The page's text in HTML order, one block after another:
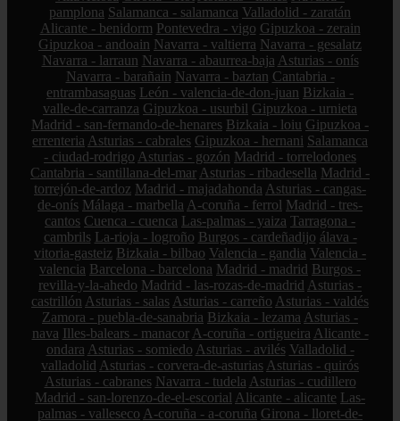
pamplona Salamanca - salamanca Valladolid - zaratán
Alicante - benidorm Pontevedra - vigo Gipuzkoa - zerain
Gipuzkoa - andoain Navarra - valtierra Navarra - gesalatz
Navarra - larraun Navarra - abaurrea-baja Asturias - onís
Navarra - barañain Navarra - baztan Cantabria -
entrambasaguas León - valencia-de-don-juan Bizkaia -
valle-de-carranza Gipuzkoa - usurbil Gipuzkoa - urnieta
Madrid - san-fernando-de-henares Bizkaia - loiu Gipuzkoa -
errenteria Asturias - cabrales Gipuzkoa - hernani Salamanca
- ciudad-rodrigo Asturias - gozón Madrid - torrelodones
Cantabria - santillana-del-mar Asturias - ribadesella Madrid -
torrejón-de-ardoz Madrid - majadahonda Asturias - cangas-
de-onís Málaga - marbella A-coruña - ferrol Madrid - tres-
cantos Cuenca - cuenca Las-palmas - yaiza Tarragona -
cambrils La-rioja - logroño Burgos - cardeñadijo álava -
vitoria-gasteiz Bizkaia - bilbao Valencia - gandia Valencia -
valencia Barcelona - barcelona Madrid - madrid Burgos -
revilla-y-la-ahedo Madrid - las-rozas-de-madrid Asturias -
castrillón Asturias - salas Asturias - carreño Asturias - valdés
Zamora - puebla-de-sanabria Bizkaia - lezama Asturias -
nava Illes-balears - manacor A-coruña - ortigueira Alicante -
ondara Asturias - somiedo Asturias - avilés Valladolid -
valladolid Asturias - corvera-de-asturias Asturias - quirós
Asturias - cabranes Navarra - tudela Asturias - cudillero
Madrid - san-lorenzo-de-el-escorial Alicante - alicante Las-
palmas - valleseco A-coruña - a-coruña Girona - lloret-de-